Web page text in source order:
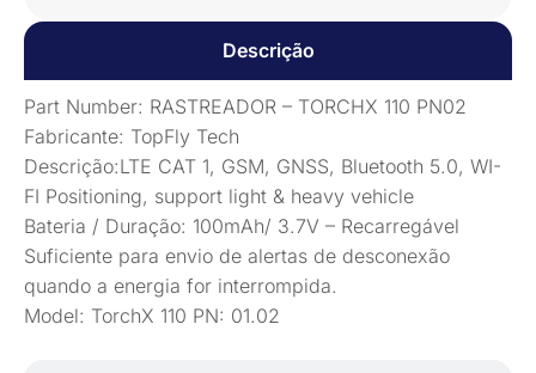
Descrição
Part Number: RASTREADOR – TORCHX 110 PN02
Fabricante: TopFly Tech
Descrição:LTE CAT 1, GSM, GNSS, Bluetooth 5.0, WI-
FI Positioning, support light & heavy vehicle
Bateria / Duração: 100mAh/ 3.7V – Recarregável
Suficiente para envio de alertas de desconexão
quando a energia for interrompida.
Model: TorchX 110 PN: 01.02